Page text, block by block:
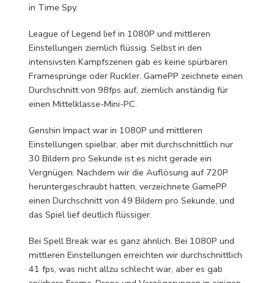
in Time Spy.
League of Legend lief in 1080P und mittleren
Einstellungen ziemlich flüssig. Selbst in den
intensivsten Kampfszenen gab es keine spürbaren
Framesprünge oder Ruckler. GamePP zeichnete einen
Durchschnitt von 98fps auf, ziemlich anständig für
einen Mittelklasse-Mini-PC.
Genshin Impact war in 1080P und mittleren
Einstellungen spielbar, aber mit durchschnittlich nur
30 Bildern pro Sekunde ist es nicht gerade ein
Vergnügen. Nachdem wir die Auflösung auf 720P
heruntergeschraubt hatten, verzeichnete GamePP
einen Durchschnitt von 49 Bildern pro Sekunde, und
das Spiel lief deutlich flüssiger.
Bei Spell Break war es ganz ähnlich. Bei 1080P und
mittleren Einstellungen erreichten wir durchschnittlich
41 fps, was nicht allzu schlecht war, aber es gab